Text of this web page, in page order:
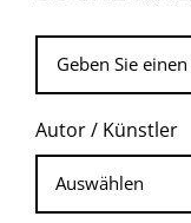
Autor / Künstler